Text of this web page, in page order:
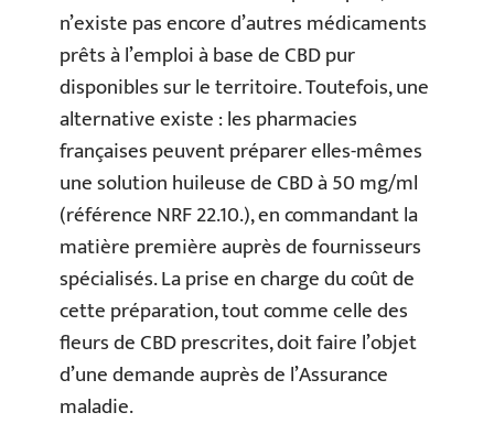
n’existe pas encore d’autres médicaments
prêts à l’emploi à base de CBD pur
disponibles sur le territoire. Toutefois, une
alternative existe : les pharmacies
françaises peuvent préparer elles-mêmes
une solution huileuse de CBD à 50 mg/ml
(référence NRF 22.10.), en commandant la
matière première auprès de fournisseurs
spécialisés. La prise en charge du coût de
cette préparation, tout comme celle des
fleurs de CBD prescrites, doit faire l’objet
d’une demande auprès de l’Assurance
maladie.